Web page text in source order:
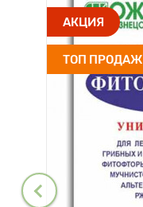
АКЦИЯ
ТОП ПРОДАЖ